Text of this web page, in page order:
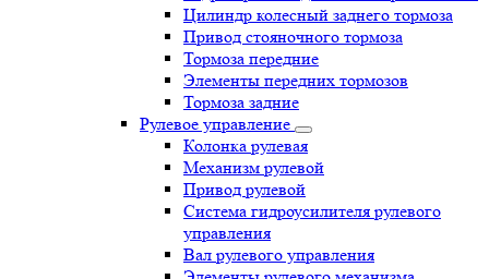
Цилиндр колесный заднего тормоза
Привод стояночного тормоза
Тормоза передние
Элементы передних тормозов
Тормоза задние
Рулевое управление
Колонка рулевая
Механизм рулевой
Привод рулевой
Система гидроусилителя рулевого
управления
Вал рулевого управления